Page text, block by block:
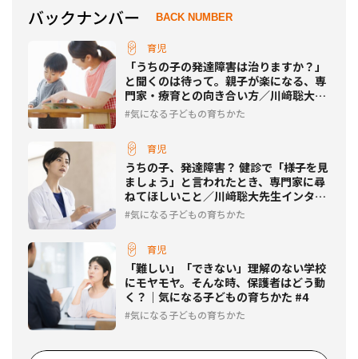
バックナンバー BACK NUMBER
育児
「うちの子の発達障害は治りますか？」
と聞くのは待って。親子が楽になる、専
門家・療育との向き合い方／川﨑聡大先
生インタビュー後編
気になる子どもの育ちかた
育児
うちの子、発達障害？ 健診で「様子を見
ましょう」と言われたとき、専門家に尋
ねてほしいこと／川﨑聡大先生インタビ
ュー前編
気になる子どもの育ちかた
育児
「難しい」「できない」理解のない学校
にモヤモヤ。そんな時、保護者はどう動
く？｜気になる子どもの育ちかた #4
気になる子どもの育ちかた